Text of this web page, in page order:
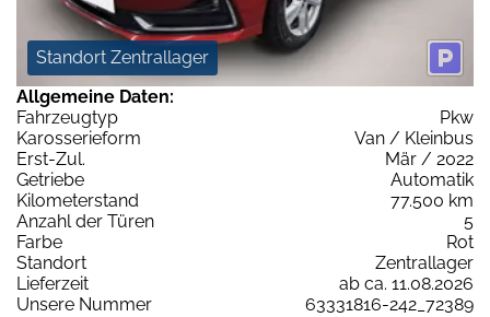
Standort Zentrallager
Allgemeine Daten:
Fahrzeugtyp
Pkw
Karosserieform
Van / Kleinbus
Erst-Zul.
Mär / 2022
Getriebe
Automatik
Kilometerstand
77.500 km
Anzahl der Türen
5
Farbe
Rot
Standort
Zentrallager
Lieferzeit
ab ca. 11.08.2026
Unsere Nummer
63331816-242_72389